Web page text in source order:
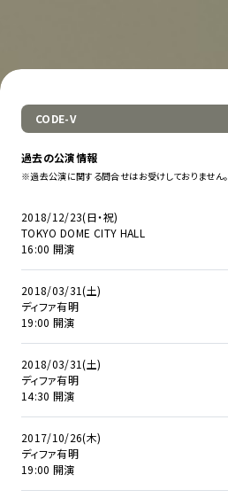
CODE-V
過去の公演情報
※過去公演に関する問合せはお受けしておりません。
2018/12/23(日・祝)
TOKYO DOME CITY HALL
16:00 開演
2018/03/31(土)
ディファ有明
19:00 開演
2018/03/31(土)
ディファ有明
14:30 開演
2017/10/26(木)
ディファ有明
19:00 開演